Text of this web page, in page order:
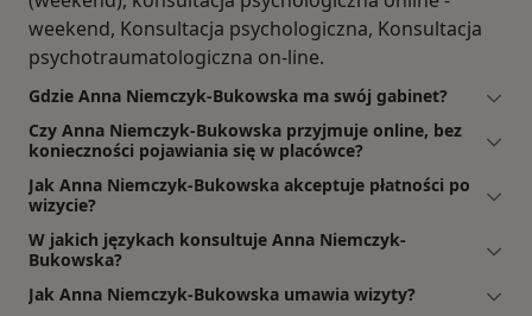
weekend, Konsultacja psychologiczna, Konsultacja
psychotraumatologiczna on-line.
Gdzie Anna Niemczyk-Bukowska ma swój gabinet?
Czy Anna Niemczyk-Bukowska przyjmuje online, bez
konieczności pojawiania się w placówce?
Jak Anna Niemczyk-Bukowska akceptuje płatności po
wizycie?
W jakich językach konsultuje Anna Niemczyk-
Bukowska?
Jak Anna Niemczyk-Bukowska umawia wizyty?